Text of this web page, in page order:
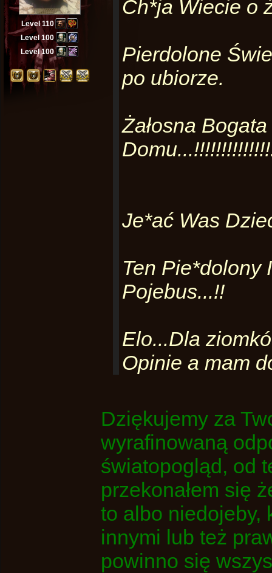
Level 110
Level 100
Level 100
Ch*ja Wiecie o
Pierdolone
po ubiorze.
Żałosna
Je*ać Was
Ten Pie*dolony
Pojebus...!!
Elo...Dla
Opinie a mam
Dziękujemy za
wyrafinowaną
światopogląd, od
przekonałem się
to albo niedojeby,
innymi lub też
powinno się